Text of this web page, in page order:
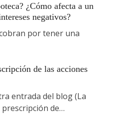
¿Cómo afecta a un
negativos?
por tener una
de las acciones
entrada del blog (La
prescripción de…